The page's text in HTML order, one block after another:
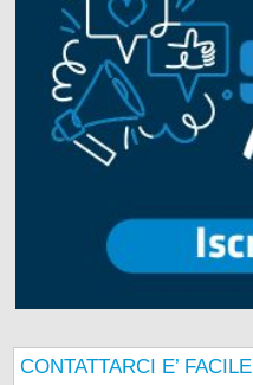
CONTATTARCI E’ FACILE